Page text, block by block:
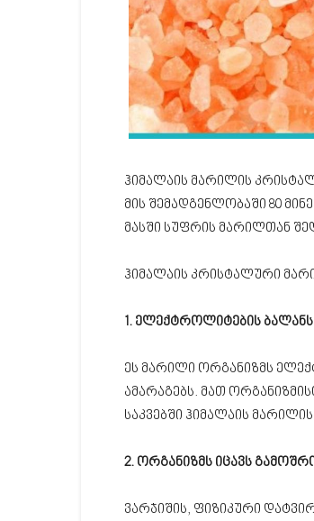
ჰიმალაის მარილის
მის შემადგენლობაში 80
მასში სუფრის მარილთან
ჰიმალაის კრისტალური
1. ელექტროლიტების
ეს მარილი ორგანიზმს
ამარაგებს. მათ
საკვებში ჰიმალაის
2. ორგანიზმს იცავს
ვარჯიშის, ფიზიკური